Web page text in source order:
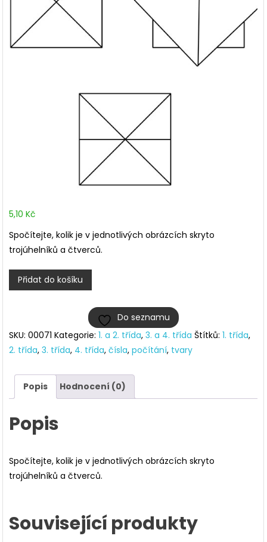
5,10Kč
Spočítejte, kolik je v jednotlivých obrázcích skryto
trojúhelníků a čtverců.
Spočítejte
trojúhelníky
množství
Přidat do košíku
Do seznamu
SKU:00071 Kategorie:1. a 2. třída,3. a 4. třída Štítků:1. třída,
2. třída,3. třída, 4. třída,čísla,počítání, tvary
Popis Hodnocení (0)
Popis
Spočítejte, kolik je v jednotlivých obrázcích skryto
trojúhelníků a čtverců.
Související produkty